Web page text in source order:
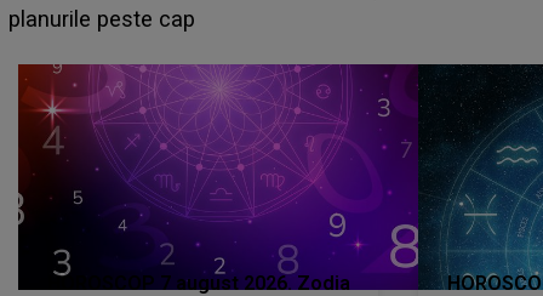
sa: "I-am spus și ei în față, eu nu te iubesc pentru
HOROSCOP 7 august 2026. Zodia